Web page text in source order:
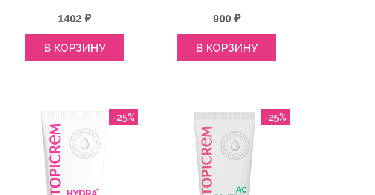
1402 ₽
В КОРЗИНУ
900 ₽
В КОРЗИНУ
-25% -25%